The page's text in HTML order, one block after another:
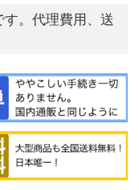
。代理費用、送